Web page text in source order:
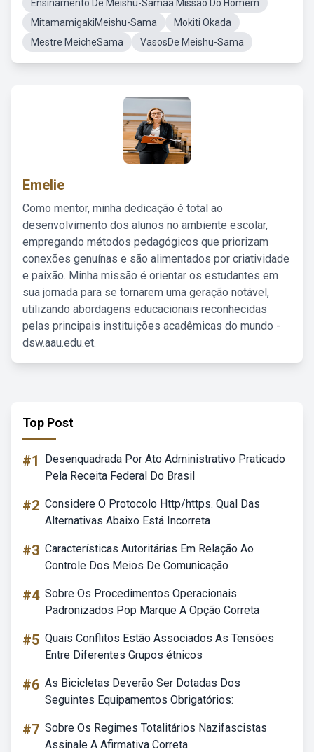
Ensinamento De Meishu-Samaa Missão Do Homem
MitamamigakiMeishu-Sama
Mokiti Okada
Mestre MeicheSama
VasosDe Meishu-Sama
Emelie
Como mentor, minha dedicação é total ao
desenvolvimento dos alunos no ambiente escolar,
empregando métodos pedagógicos que priorizam
conexões genuínas e são alimentados por criatividade
e paixão. Minha missão é orientar os estudantes em
sua jornada para se tornarem uma geração notável,
utilizando abordagens educacionais reconhecidas
pelas principais instituições acadêmicas do mundo -
dsw.aau.edu.et.
Top Post
#1
Desenquadrada Por Ato Administrativo Praticado
Pela Receita Federal Do Brasil
#2 Considere O Protocolo Http/https. Qual Das
Alternativas Abaixo Está Incorreta
#3 Características Autoritárias Em Relação Ao
Controle Dos Meios De Comunicação
#4 Sobre Os Procedimentos Operacionais
Padronizados Pop Marque A Opção Correta
#5 Quais Conflitos Estão Associados As Tensões
Entre Diferentes Grupos étnicos
#6 As Bicicletas Deverão Ser Dotadas Dos
Seguintes Equipamentos Obrigatórios:
#7 Sobre Os Regimes Totalitários Nazifascistas
Assinale A Afirmativa Correta